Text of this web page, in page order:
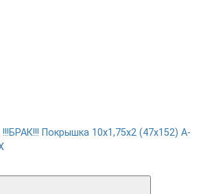
!!!БРАК!!! Покрышка 10х1,75х2 (47x152) A-